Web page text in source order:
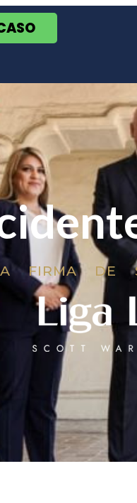
FIRMA DE